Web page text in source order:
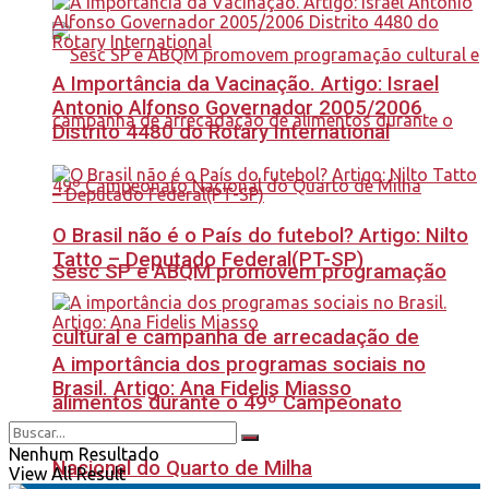
Sesc SP e ABQM promovem programação
cultural e campanha de arrecadação de
alimentos durante o 49º Campeonato
Nacional do Quarto de Milha
A Importância da Vacinação. Artigo: Israel
Antonio Alfonso Governador 2005/2006
Distrito 4480 do Rotary International
O Brasil não é o País do futebol? Artigo: Nilto
Tatto – Deputado Federal(PT-SP)
A importância dos programas sociais no
Brasil. Artigo: Ana Fidelis Miasso
Nenhum Resultado
View All Result